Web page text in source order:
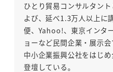
ひとり貿易コンサルタン
よび、延べ1.3万人以上に
便、Yahoo!、東京インタ
ョーなど民間企業・展示
中小企業振興公社をはじ
登壇している。